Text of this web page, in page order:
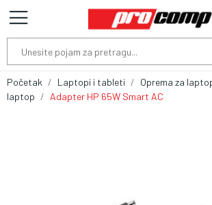
Početak Laptopi i tableti Oprema za
laptop
Adapter HP 65W Smart AC